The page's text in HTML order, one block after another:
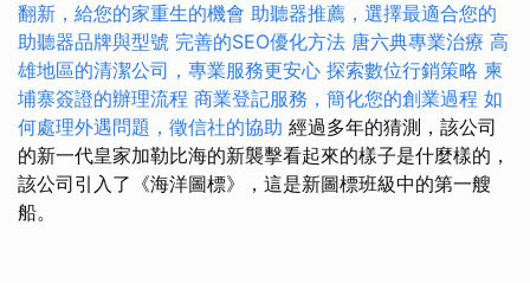
翻新，給您的家重生的機會 助聽器推薦，選擇最適合您的
助聽器品牌與型號 完善的SEO優化方法 唐六典專業治療 高
雄地區的清潔公司，專業服務更安心 探索數位行銷策略 柬
埔寨簽證的辦理流程 商業登記服務，簡化您的創業過程 如
何處理外遇問題，徵信社的協助 經過多年的猜測，該公司
的新一代皇家加勒比海的新襲擊看起來的樣子是什麼樣的，
該公司引入了《海洋圖標》，這是新圖標班級中的第一艘
船。